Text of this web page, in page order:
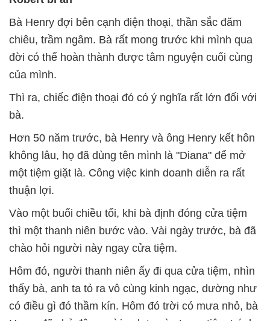
Bà Henry đợi bên cạnh điện thoại, thần sắc đăm
chiêu, trầm ngâm. Bà rất mong trước khi mình qua
đời có thể hoàn thành được tâm nguyện cuối cùng
của mình.
Thì ra, chiếc điện thoại đó có ý nghĩa rất lớn đối với
bà.
Hơn 50 năm trước, bà Henry và ông Henry kết hôn
không lâu, họ đã dùng tên mình là "Diana" để mở
một tiệm giặt là. Công việc kinh doanh diễn ra rất
thuận lợi.
Vào một buổi chiều tối, khi bà định đóng cửa tiệm
thì một thanh niên bước vào. Vài ngày trước, bà đã
chào hỏi người này ngay cửa tiệm.
Hôm đó, người thanh niên ấy đi qua cửa tiệm, nhìn
thấy bà, anh ta tỏ ra vô cùng kinh ngạc, dường như
có điều gì đó thầm kín. Hôm đó trời có mưa nhỏ, bà